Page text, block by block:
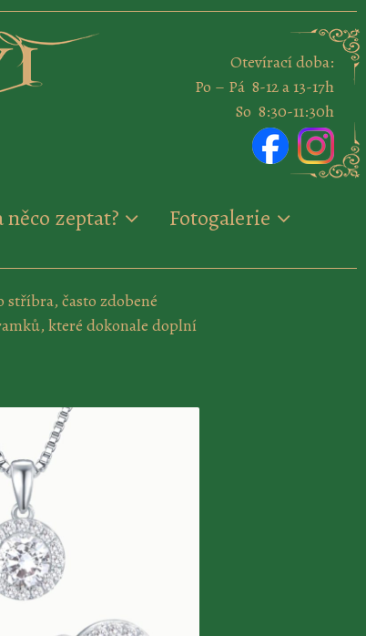
Otevírací doba:
Po – Pá 8-12 a 13-17h
So 8:30-11:30h
něco zeptat? Fotogalerie
často zdobené
které dokonale doplní